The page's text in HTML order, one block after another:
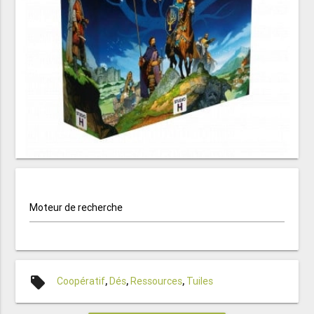
Moteur de recherche
local_offer Coopératif, Dés, Ressources, Tuiles